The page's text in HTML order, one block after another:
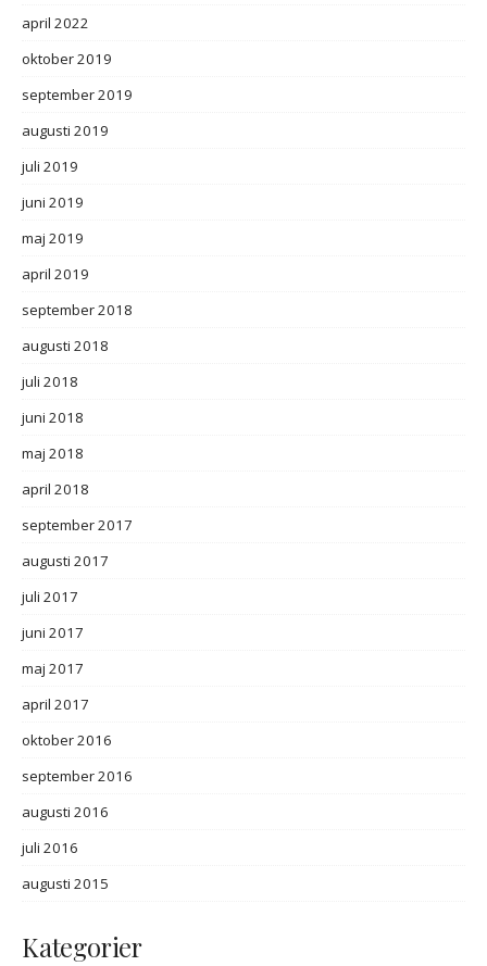
april 2022
oktober 2019
september 2019
augusti 2019
juli 2019
juni 2019
maj 2019
april 2019
september 2018
augusti 2018
juli 2018
juni 2018
maj 2018
april 2018
september 2017
augusti 2017
juli 2017
juni 2017
maj 2017
april 2017
oktober 2016
september 2016
augusti 2016
juli 2016
augusti 2015
Kategorier